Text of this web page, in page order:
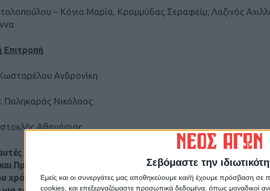
Σεβόμαστε την
Εμείς και οι συνεργάτες μας αποθηκεύουμε και/ή έχουμε πρόσβαση
cookies, και επεξεργαζόμαστε προσωπικά δεδομένα, όπως μοναδικοί
– Κόγια Μαρία, Κρομμύδας Σεραφείμ, Λαζινός
Επιτροπή
Ανδρονίκη
Παληκαράς Νικόλαος
Αθανάσιος
σημαδεύτηκαν από την αποχώρηση από το Δ.Σ. του
Προέδρου επί σειρά ετών, Ηλία Τσίγκα, αφού θεώρησε ότι
χρόνου έφτασε και μετά από πολλά χρόνια συνεχόμενης